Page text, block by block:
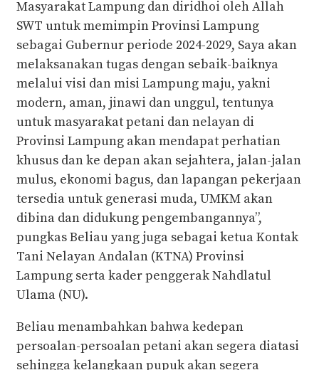
Masyarakat Lampung dan diridhoi oleh Allah
SWT untuk memimpin Provinsi Lampung
sebagai Gubernur periode 2024-2029, Saya akan
melaksanakan tugas dengan sebaik-baiknya
melalui visi dan misi Lampung maju, yakni
modern, aman, jinawi dan unggul, tentunya
untuk masyarakat petani dan nelayan di
Provinsi Lampung akan mendapat perhatian
khusus dan ke depan akan sejahtera, jalan-jalan
mulus, ekonomi bagus, dan lapangan pekerjaan
tersedia untuk generasi muda, UMKM akan
dibina dan didukung pengembangannya”,
pungkas Beliau yang juga sebagai ketua Kontak
Tani Nelayan Andalan (KTNA) Provinsi
Lampung serta kader penggerak Nahdlatul
Ulama (NU).
Beliau menambahkan bahwa kedepan
persoalan-persoalan petani akan segera diatasi
sehingga kelangkaan pupuk akan segera